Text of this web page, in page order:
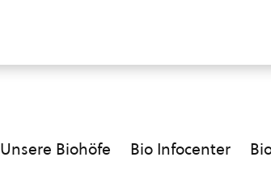
Unsere Biohöfe Bio Infocenter